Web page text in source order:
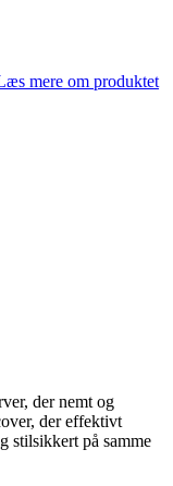
mere om produktet
der nemt og
der effektivt
stilsikkert på samme